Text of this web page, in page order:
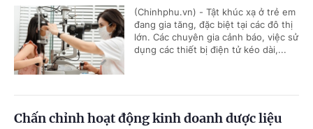
(Chinhphu.vn) - Tật khúc xạ ở trẻ em
đang gia tăng, đặc biệt tại các đô thị
lớn. Các chuyên gia cảnh báo, việc sử
dụng các thiết bị điện tử kéo dài,...
Chấn chỉnh hoạt động kinh doanh dược liệu